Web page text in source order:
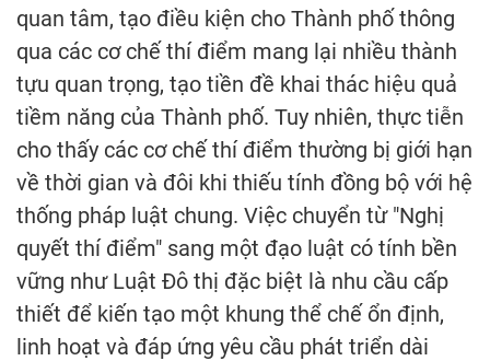
quan tâm, tạo điều kiện cho Thành phố thông
qua các cơ chế thí điểm mang lại nhiều thành
tựu quan trọng, tạo tiền đề khai thác hiệu quả
tiềm năng của Thành phố. Tuy nhiên, thực tiễn
cho thấy các cơ chế thí điểm thường bị giới hạn
về thời gian và đôi khi thiếu tính đồng bộ với hệ
thống pháp luật chung. Việc chuyển từ "Nghị
quyết thí điểm" sang một đạo luật có tính bền
vững như Luật Đô thị đặc biệt là nhu cầu cấp
thiết để kiến tạo một khung thể chế ổn định,
linh hoạt và đáp ứng yêu cầu phát triển dài